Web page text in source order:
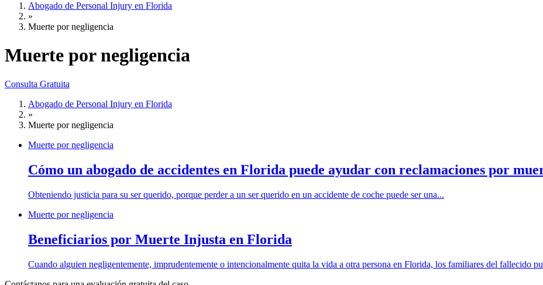
Abogado de Personal Injury en Florida
»
Muerte por negligencia
Muerte por negligencia
Consulta Gratuita
Abogado de Personal Injury en Florida
»
Muerte por negligencia
Muerte por negligencia
Cómo un abogado de accidentes en Florida puede ayudar con reclamaciones por
Obteniendo justicia para su ser querido, porque perder a un ser querido en un accidente de coche puede ser una...
Muerte por negligencia
Beneficiarios por Muerte Injusta en Florida
Cuando alguien negligentemente, imprudentemente o intencionalmente quita la vida a otra persona en Florida, los familiares del fallecido